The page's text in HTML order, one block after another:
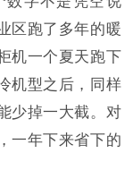
区跑了多年的暖
机一个夏天跑下
机型之后，同样
少掉一大截。对
一年下来省下的